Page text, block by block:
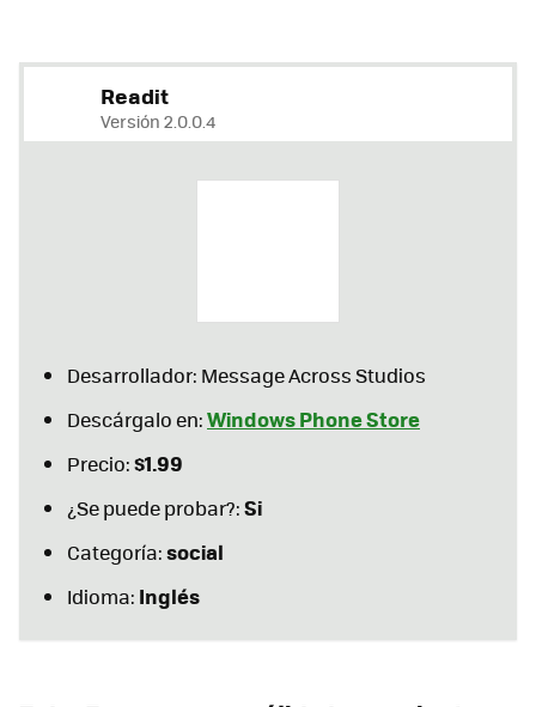
Readit
Versión 2.0.0.4
Desarrollador: Message Across Studios
Descárgalo en:Windows Phone Store
Precio:$1.99
¿Se puede probar?:Si
Categoría:social
Idioma: Inglés